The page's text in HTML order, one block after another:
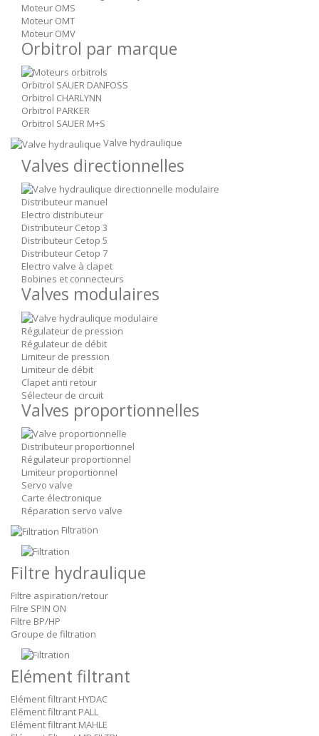
Moteur OMS
Moteur OMT
Moteur OMV
Orbitrol par marque
Orbitrol SAUER DANFOSS
Orbitrol CHARLYNN
Orbitrol PARKER
Orbitrol SAUER M+S
Valve hydraulique
Valves directionnelles
Distributeur manuel
Electro distributeur
Distributeur Cetop 3
Distributeur Cetop 5
Distributeur Cetop 7
Electro valve à clapet
Bobines et connecteurs
Valves modulaires
Régulateur de pression
Régulateur de débit
Limiteur de pression
Limiteur de débit
Clapet anti retour
Sélecteur de circuit
Valves proportionnelles
Distributeur proportionnel
Régulateur proportionnel
Limiteur proportionnel
Servo valve
Carte électronique
Réparation servo valve
Filtration
Filtre hydraulique
Filtre aspiration/retour
Filre SPIN ON
Filtre BP/HP
Groupe de filtration
Elément filtrant
Elément filtrant HYDAC
Elément filtrant PALL
Elément filtrant MAHLE